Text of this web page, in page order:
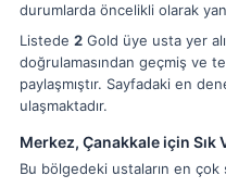
durumlarda öncelikli olarak
Listede 2 Gold üye usta yer
doğrulamasından geçmiş ve
paylaşmıştır. Sayfadaki en
ulaşmaktadır.
Merkez, Çanakkale için Sık
Bu bölgedeki ustaların en